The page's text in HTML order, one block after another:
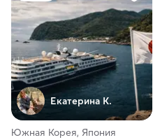
Екатерина К.
Южная Корея, Япония